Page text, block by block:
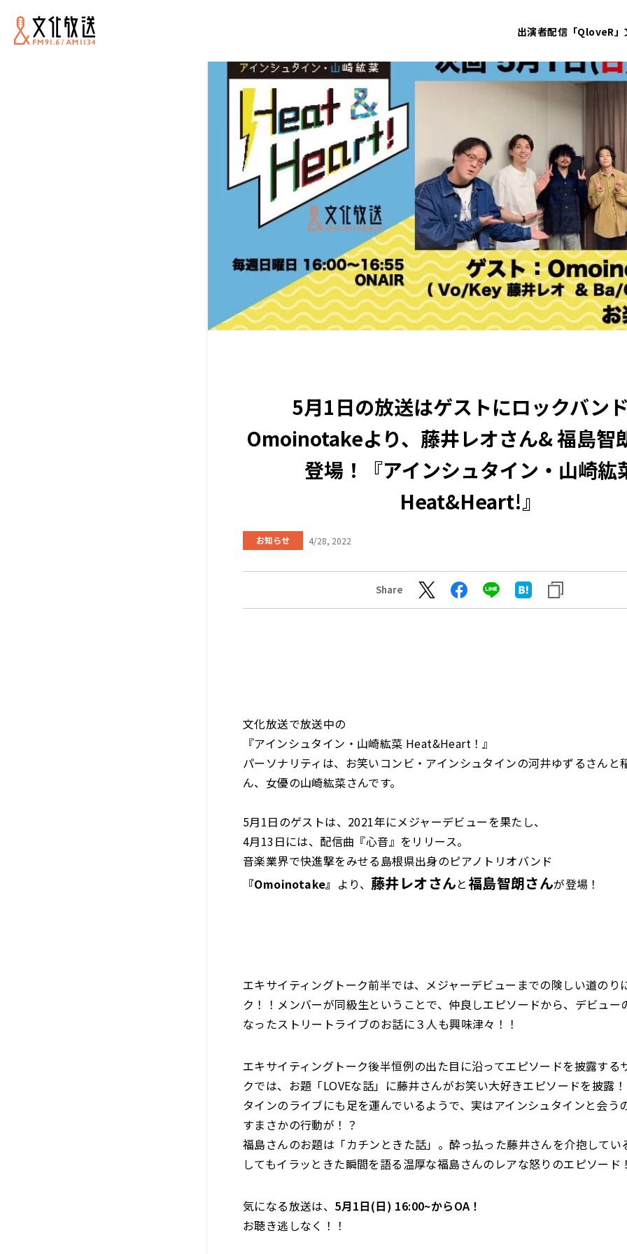
出演者配信「QloveR」
5月1日の放送はゲストにロックバン
Omoinotakeより、藤井レオさん& 福島智
登場！『アインシュタイン・山崎紘
Heat&Heart!』
お知らせ 4/28, 2022
Share
文化放送で放送中の
『アインシュタイン・山崎紘菜 Heat&Heart！』
パーソナリティは、お笑いコンビ・アインシュタインの河井ゆずるさんと
ん、女優の山崎紘菜さんです。
5月1日のゲストは、2021年にメジャーデビューを果たし、
4月13日には、配信曲『心音』をリリース。
音楽業界で快進撃をみせる島根県出身のピアノトリオバンド
『Omoinotake』 より、 藤井レオさんと福島智朗さんが登場！
エキサイティングトーク前半では、メジャーデビューまでの険しい道のり
ク！！メンバーが同級生ということで、仲良しエピソードから、デビュー
なったストリートライブのお話に３人も興味津々！！
エキサイティングトーク後半恒例の出た目に沿ってエピソードを披露する
クでは、お題「LOVEな話」に藤井さんがお笑い大好きエピソードを披露
タインのライブにも足を運んでいるようで、実はアインシュタインと会う
すまさかの行動が！？
福島さんのお題は「カチンときた話」。酔っ払った藤井さんを介抱してい
してもイラッときた瞬間を語る温厚な福島さんのレアな怒りのエピソード
気になる放送は、 5月1日(日) 16:00~からOA！
お聴き逃しなく！！